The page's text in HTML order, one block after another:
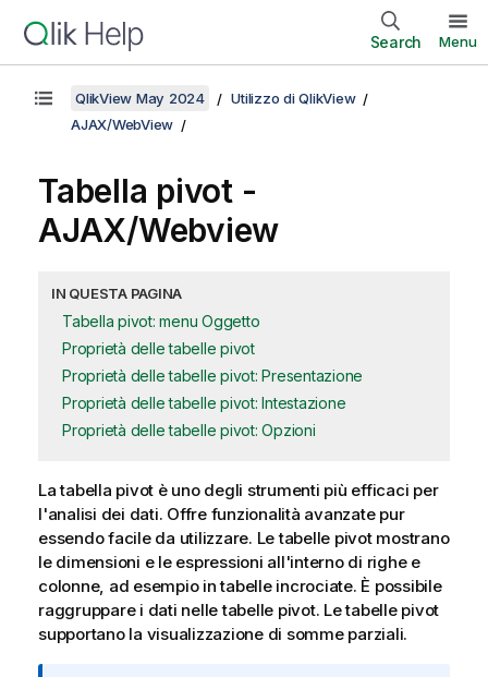
Search Menu
QlikView May 2024
Utilizzo di QlikView
AJAX/WebView
Tabella pivot -
AJAX/Webview
IN QUESTA PAGINA
Tabella pivot: menu Oggetto
Proprietà delle tabelle pivot
Proprietà delle tabelle pivot: Presentazione
Proprietà delle tabelle pivot: Intestazione
Proprietà delle tabelle pivot: Opzioni
La tabella pivot è uno degli strumenti più efficaci per
l'analisi dei dati. Offre funzionalità avanzate pur
essendo facile da utilizzare. Le tabelle pivot mostrano
le dimensioni e le espressioni all'interno di righe e
colonne, ad esempio in tabelle incrociate. È possibile
raggruppare i dati nelle tabelle pivot. Le tabelle pivot
supportano la visualizzazione di somme parziali.